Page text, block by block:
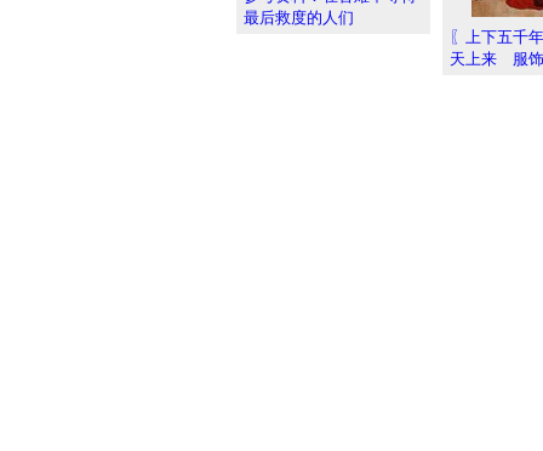
最后救度的人们
〖上下五千
天上来 服